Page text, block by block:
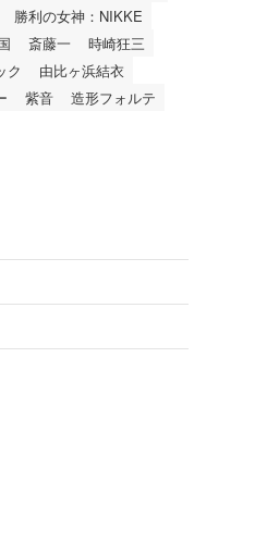
勝利の女神：NIKKE
斎藤一
時崎狂三
ク
由比ヶ浜結衣
紫音
造形フォルテ